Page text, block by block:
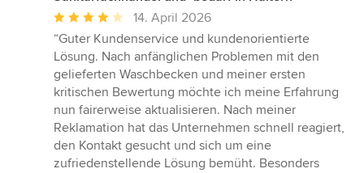
Durchschnittliche
Bewertung:
4
von
5
Sternen
14. April 2026
“Guter Kundenservice und kundenorientierte
Lösung. Nach anfänglichen Problemen mit den
gelieferten Waschbecken und meiner ersten
kritischen Bewertung möchte ich meine Erfahrung
nun fairerweise aktualisieren. Nach meiner
Reklamation hat das Unternehmen schnell reagiert,
den Kontakt gesucht und sich um eine
zufriedenstellende Lösung bemüht. Besonders